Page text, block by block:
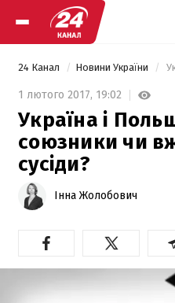
24 Канал Новини України
1 лютого 2017, 19:02
Україна і
союзники чи
сусіди?
Інна Жолобович